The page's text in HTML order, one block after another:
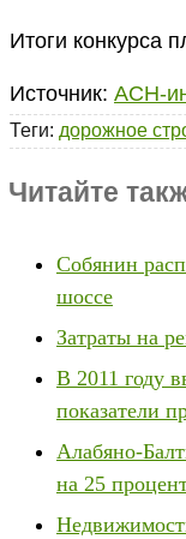
Итоги конкурса
Источник: АСН-
Теги: дорожное
Читайте
Собянин
шоссе
Затраты на
В 2011 году
показатели
Алабяно-
на 25